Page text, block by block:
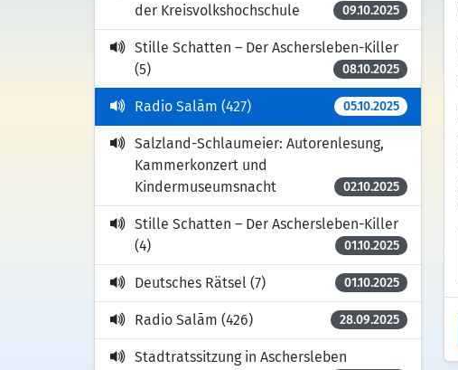
der Kreisvolkshochschule
09.10.2025
Stille Schatten – Der Aschersleben-Killer
(5)
08.10.2025
Radio Salām (427) 05.10.2025
Salzland-Schlaumeier: Autorenlesung,
Kammerkonzert und
Kindermuseumsnacht
02.10.2025
Stille Schatten – Der Aschersleben-Killer
(4)
01.10.2025
Deutsches Rätsel (7) 01.10.2025
Radio Salām (426) 28.09.2025
Stadtratssitzung in Aschersleben